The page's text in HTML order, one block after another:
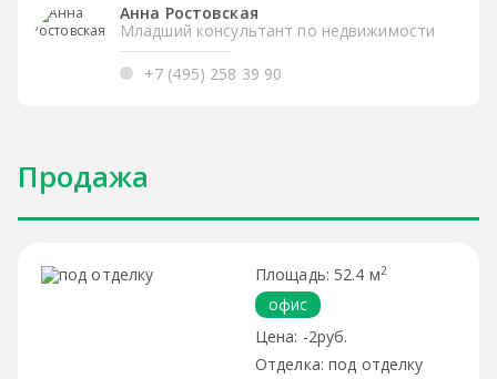
Анна Ростовская
Младший консультант по недвижимости
+7 (495) 258 39 90
Продажа
52.4 м2
офис
-2руб.
под отделку